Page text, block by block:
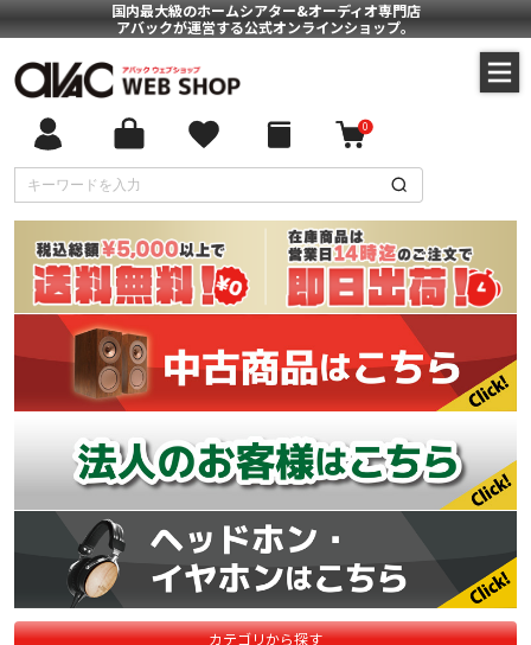
国内最大級のホームシアター&オーディオ専門店
アバックが運営する公式オンラインショップ。
0
カテゴリから探す